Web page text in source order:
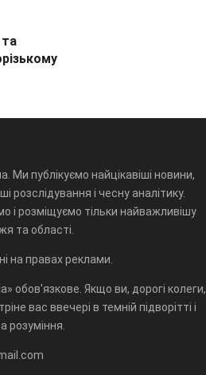
Ми публікуємо найцікавіші новини,
розслідування і чесну аналітику.
і розміщуємо тільки найважливішу
та області.
на правах реклами.
обов'язкове. Якщо ви, дорогі колеги,
вас ввечері в темній підворітті і
розуміння.